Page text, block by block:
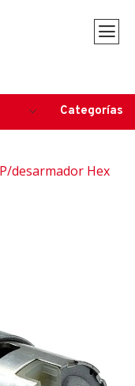
Categorías
desarmador Hex